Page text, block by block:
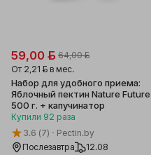
59,00 ƃ 64,00 ƃ
От 2,21 ƃ в мес.
Набор для удобного приема:
Яблочный пектин Nature Future
500 г. + капучинатор
Купили 92 раза
3.6 (7)
Pectin.by
Послезавтра
12.08